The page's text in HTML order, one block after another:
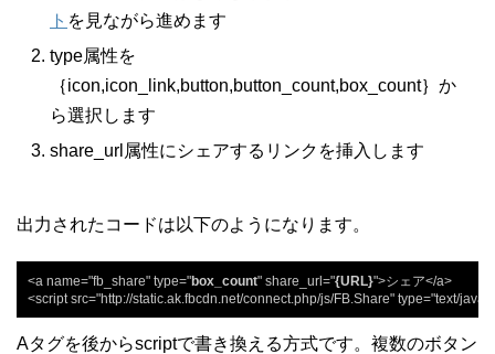
ト を見ながら進めます
type属性を
｛icon,icon_link,button,button_count,box_count｝か
ら選択します
share_url属性にシェアするリンクを挿入します
出力されたコードは以下のようになります。
<a name="fb_share" type="box_count" share_url="{URL}">シェア</a>
<script src="http://static.ak.fbcdn.net/connect.php/js/FB.Share" type="text/
Aタグを後からscriptで書き換える方式です。複数のボタン